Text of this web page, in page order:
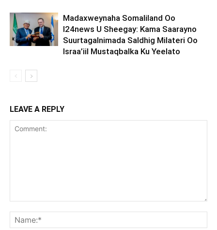
Madaxweynaha Somaliland Oo
I24news U Sheegay: Kama Saarayno
Suurtagalnimada Saldhig Milateri Oo
Israa’iil Mustaqbalka Ku Yeelato
LEAVE A REPLY